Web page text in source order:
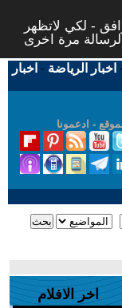
- لكي لاتظهر
اخبار الرياضة - اخبار
- ادعمونا
اخر الافلام